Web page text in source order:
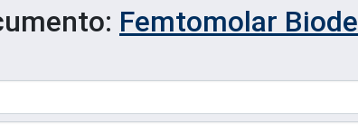
Femtomolar